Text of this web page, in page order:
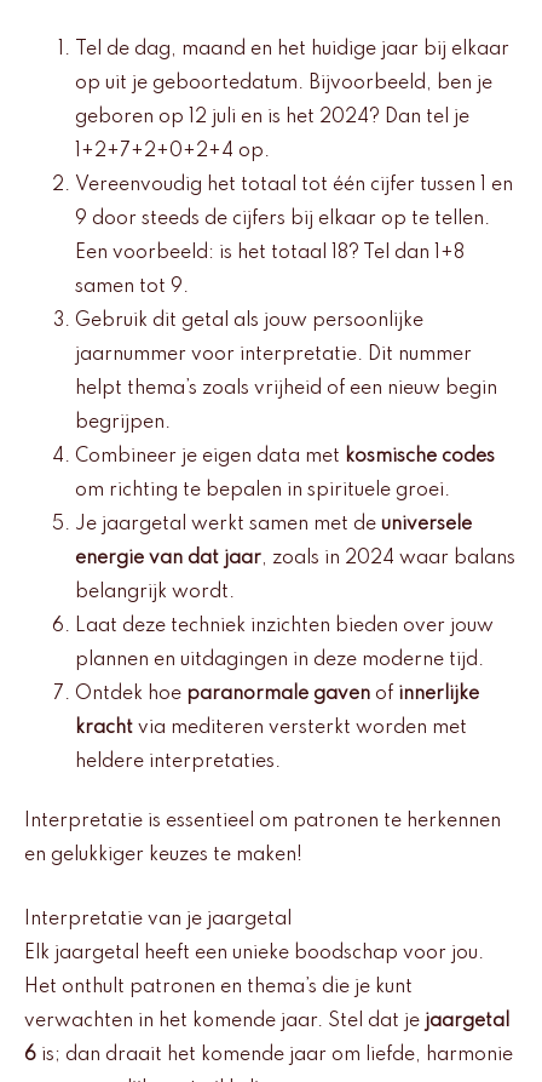
Tel de dag, maand en het huidige jaar bij elkaar
op uit je geboortedatum. Bijvoorbeeld, ben je
geboren op 12 juli en is het 2024? Dan tel je
1+2+7+2+0+2+4 op.
Vereenvoudig het totaal tot één cijfer tussen 1 en
9 door steeds de cijfers bij elkaar op te tellen.
Een voorbeeld: is het totaal 18? Tel dan 1+8
samen tot 9.
Gebruik dit getal als jouw persoonlijke
jaarnummer voor interpretatie. Dit nummer
helpt thema’s zoals vrijheid of een nieuw begin
begrijpen.
Combineer je eigen data met kosmische codes
om richting te bepalen in spirituele groei.
Je jaargetal werkt samen met de universele
energie van dat jaar, zoals in 2024 waar balans
belangrijk wordt.
Laat deze techniek inzichten bieden over jouw
plannen en uitdagingen in deze moderne tijd.
Ontdek hoe paranormale gaven of innerlijke
kracht via mediteren versterkt worden met
heldere interpretaties.
Interpretatie is essentieel om patronen te herkennen
en gelukkiger keuzes te maken!
Interpretatie van je jaargetal
Elk jaargetal heeft een unieke boodschap voor jou.
Het onthult patronen en thema’s die je kunt
verwachten in het komende jaar. Stel dat je jaargetal
6 is; dan draait het komende jaar om liefde, harmonie